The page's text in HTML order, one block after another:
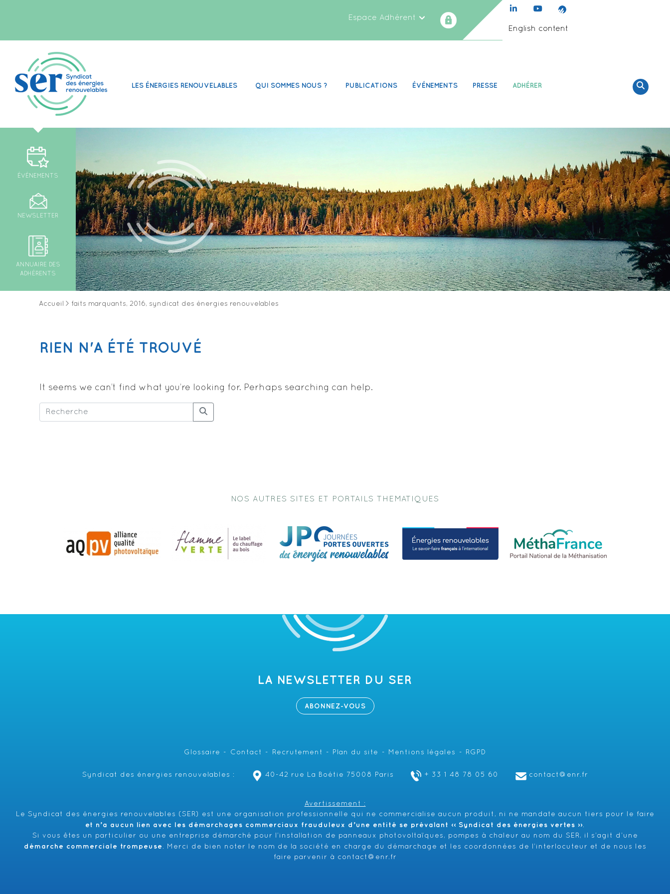
Espace Adhérent
English content
LES ÉNERGIES RENOUVELABLES QUI SOMMES NOUS ? PUBLICATIONS ÉVÉNEMENTS PRESSE ADHÉRER
ÉVÉNEMENTS
NEWSLETTER
ANNUAIRE DES
ADHÉRENTS
Accueil > faits marquants, 2016, syndicat des énergies renouvelables
RIEN N'A ÉTÉ TROUVÉ
It seems we can’t find what you’re looking for. Perhaps searching can help.
NOS AUTRES SITES ET PORTAILS THEMATIQUES
LA NEWSLETTER DU SER
ABONNEZ-VOUS
Glossaire Contact Recrutement Plan du site Mentions légales RGPD
Syndicat des énergies renouvelables : 40-42 rue La Boétie 75008 Paris + 33 1 48 78 05 60 contact@enr.fr
Avertissement :
Le Syndicat des énergies renouvelables (SER) est une organisation professionnelle qui ne commercialise aucun produit, ni ne mandate aucun tiers pour le faire
et n’a aucun lien avec les démarchages commerciaux frauduleux d’une entité se prévalant ‹‹ Syndicat des énergies vertes ››.
Si vous êtes un particulier ou une entreprise démarché pour l’installation de panneaux photovoltaïques, pompes à chaleur au nom du SER, il s’agit d’une
démarche commerciale trompeuse . Merci de bien noter le nom de la société en charge du démarchage et les coordonnées de l’interlocuteur et de nous les
faire parvenir à
contact@enr.fr